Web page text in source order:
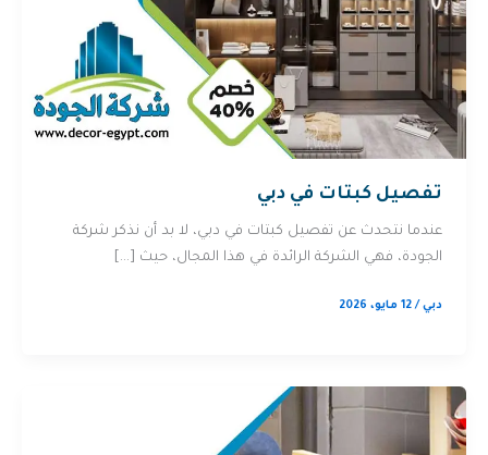
تفصيل كبتات في دبي
عندما نتحدث عن تفصيل كبتات في دبي، لا بد أن نذكر شركة
الجودة، فهي الشركة الرائدة في هذا المجال، حيث […]
دبي/12 مايو، 2026